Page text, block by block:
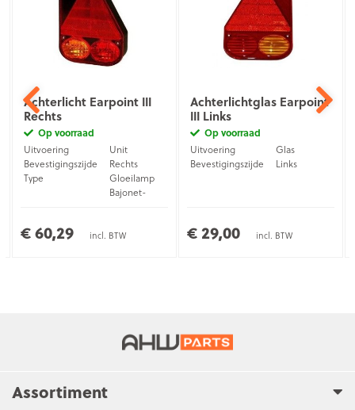
Achterlicht Earpoint III
Rechts
Op voorraad
Uitvoering
Unit
Bevestigingszijde
Rechts
Type
Gloeilamp
Bajonet-
stekker (5-
€ 60,29 incl. BTW
Achterlichtglas Earpoint
III Links
Op voorraad
Uitvoering
Glas
Bevestigingszijde
Links
€ 29,00 incl. BTW
Assortiment